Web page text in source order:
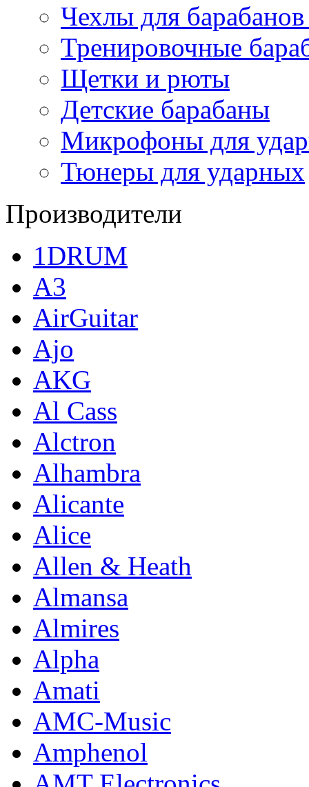
Чехлы для
Тренировочные
Щетки и рюты
Детские барабаны
Микрофоны для
Тюнеры для ударных
Производители
1DRUM
A3
AirGuitar
Ajo
AKG
Al Cass
Alctron
Alhambra
Alicante
Alice
Allen & Heath
Almansa
Almires
Alpha
Amati
AMC-Music
Amphenol